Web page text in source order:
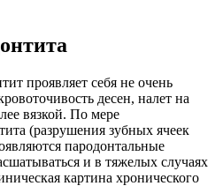
проявляет себя не очень
десен, налет на
вязкой. По мере
(разрушения зубных ячеек
пародонтальные
и в тяжелых случаях
картина хронического